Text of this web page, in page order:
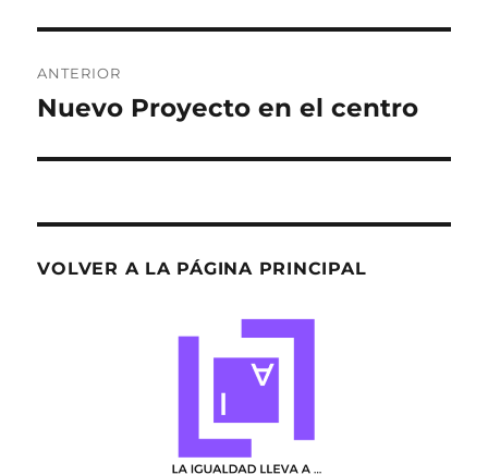
de
ANTERIOR
Entrada
Nuevo Proyecto en el centro
VOLVER A LA PÁGINA PRINCIPAL